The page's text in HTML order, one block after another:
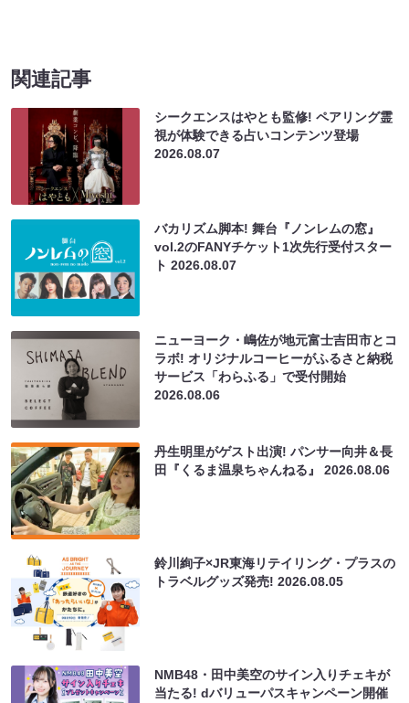
関連記事
シークエンスはやとも監修! ペアリング霊
視が体験できる占いコンテンツ登場
2026.08.07
バカリズム脚本! 舞台『ノンレムの窓』
vol.2のFANYチケット1次先行受付スター
ト2026.08.07
ニューヨーク・嶋佐が地元富士吉田市とコ
ラボ! オリジナルコーヒーがふるさと納税
サービス「わらふる」で受付開始
2026.08.06
丹生明里がゲスト出演! パンサー向井＆長
田『くるま温泉ちゃんねる』2026.08.06
鈴川絢子×JR東海リテイリング・プラスの
トラベルグッズ発売!2026.08.05
NMB48・田中美空のサイン入りチェキが
当たる! dバリューパスキャンペーン開催